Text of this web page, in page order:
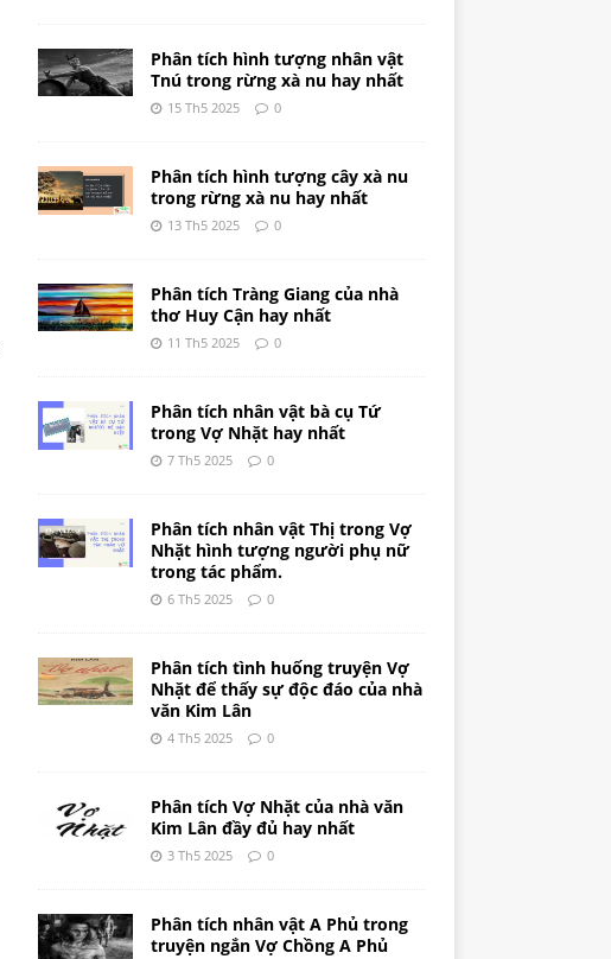
Phân tích hình tượng nhân vật
Tnú trong rừng xà nu hay nhất
15 Th5 2025 0
Phân tích hình tượng cây xà nu
trong rừng xà nu hay nhất
13 Th5 2025 0
Phân tích Tràng Giang của nhà
thơ Huy Cận hay nhất
11 Th5 2025 0
Phân tích nhân vật bà cụ Tứ
trong Vợ Nhặt hay nhất
7 Th5 2025 0
Phân tích nhân vật Thị trong Vợ
Nhặt hình tượng người phụ nữ
trong tác phẩm.
6 Th5 2025 0
Phân tích tình huống truyện Vợ
Nhặt để thấy sự độc đáo của nhà
văn Kim Lân
4 Th5 2025 0
Phân tích Vợ Nhặt của nhà văn
Kim Lân đầy đủ hay nhất
3 Th5 2025 0
Phân tích nhân vật A Phủ trong
truyện ngắn Vợ Chồng A Phủ